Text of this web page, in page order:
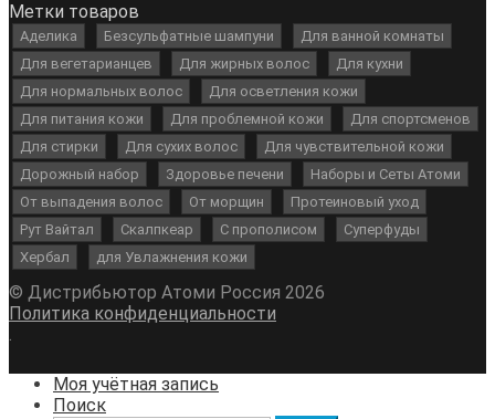
Метки товаров
Аделика Безсульфатные шампуни
Для ванной комнаты
Для вегетарианцев
Для жирных волос
Для кухни
Для нормальных волос
Для осветления кожи
Для питания кожи
Для проблемной кожи
Для спортсменов
Для стирки
Для сухих волос
Для чувствительной кожи
Дорожный набор
Здоровье печени
Наборы и Сеты Атоми
От выпадения волос
От морщин
Протеиновый уход
Рут Вайтал
Скалпкеар С прополисом
Суперфуды
Хербал
для Увлажнения кожи
© Дистрибьютор Атоми Россия 2026
Политика конфиденциальности
.
Моя учётная запись
Поиск